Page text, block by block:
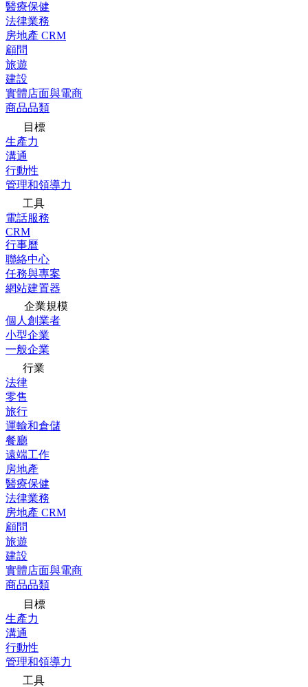
醫療保健
法律業務
房地產 CRM
顧問
旅遊
建設
實體店面與電商
商品品類
目標
生產力
溝通
行動性
管理和領導力
工具
電話服務
CRM
行事曆
聯絡中心
任務與專案
網站建置器
企業規模
個人創業者
小型企業
一般企業
行業
法律
零售
旅行
運輸和倉儲
餐廳
遠端工作
房地產
醫療保健
法律業務
房地產 CRM
顧問
旅遊
建設
實體店面與電商
商品品類
目標
生產力
溝通
行動性
管理和領導力
工具